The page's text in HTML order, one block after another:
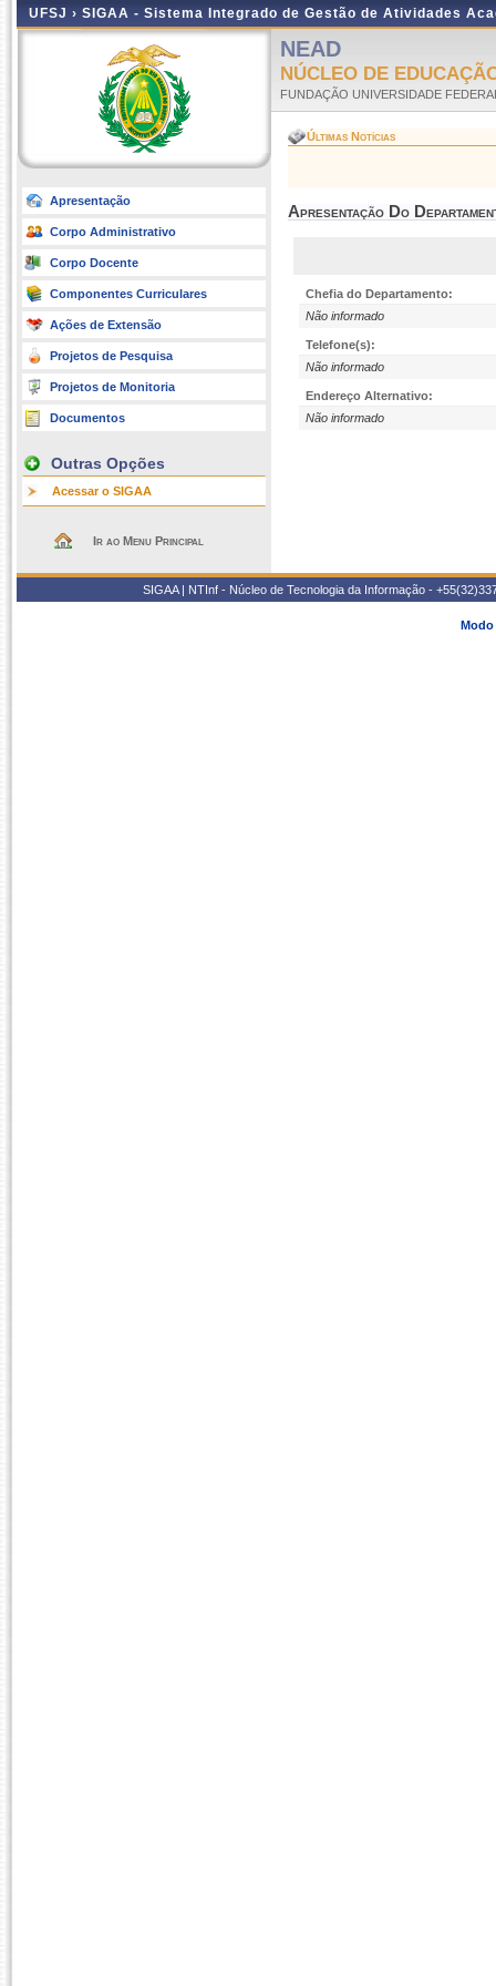
UFSJ › SIGAA - Sistema Integrado de Gestão de Atividades
Apresentação
Corpo Administrativo
Corpo Docente
Componentes Curriculares
Ações de Extensão
Projetos de Pesquisa
Projetos de Monitoria
Documentos
Outras Opções
Acessar o SIGAA
Ir ao Menu Principal
NEAD
NÚCLEO DE
FUNDAÇÃO UNIVERSIDADE
Últimas Notícias
Apresentação Do
Chefia do Departamento:
Não informado
Telefone(s):
Não informado
Endereço Alternativo:
Não informado
SIGAA | NTInf - Núcleo de Tecnologia da Informação -
Modo